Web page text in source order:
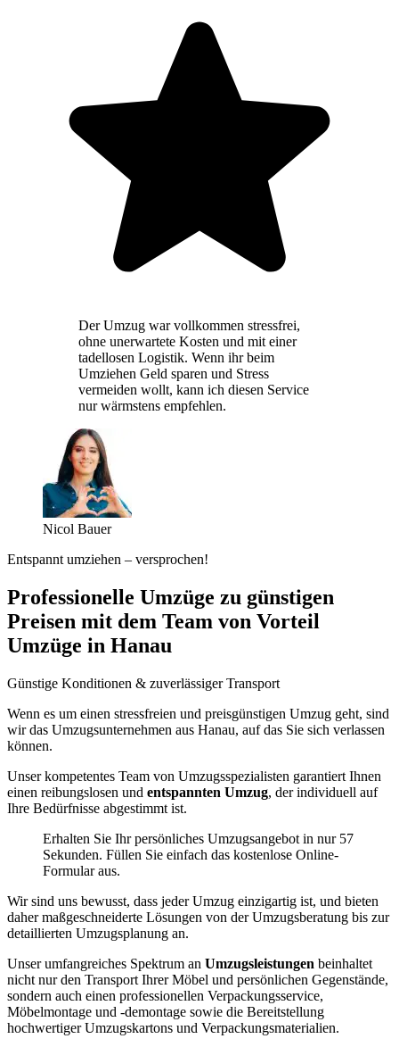
Der Umzug war vollkommen stressfrei,
ohne unerwartete Kosten und mit einer
tadellosen Logistik. Wenn ihr beim
Umziehen Geld sparen und Stress
vermeiden wollt, kann ich diesen Service
nur wärmstens empfehlen.
Nicol Bauer
Entspannt umziehen – versprochen!
Professionelle Umzüge zu günstigen
Preisen mit dem Team von Vorteil
Umzüge in Hanau
Günstige Konditionen & zuverlässiger Transport
Wenn es um einen stressfreien und preisgünstigen Umzug geht, sind
wir das Umzugsunternehmen aus Hanau, auf das Sie sich verlassen
können.
Unser kompetentes Team von Umzugsspezialisten garantiert Ihnen
einen reibungslosen und entspannten Umzug, der individuell auf
Ihre Bedürfnisse abgestimmt ist.
Erhalten Sie Ihr persönliches Umzugsangebot in nur 57
Sekunden. Füllen Sie einfach das kostenlose Online-
Formular aus.
Wir sind uns bewusst, dass jeder Umzug einzigartig ist, und bieten
daher maßgeschneiderte Lösungen von der Umzugsberatung bis zur
detaillierten Umzugsplanung an.
Unser umfangreiches Spektrum an Umzugsleistungen beinhaltet
nicht nur den Transport Ihrer Möbel und persönlichen Gegenstände,
sondern auch einen professionellen Verpackungsservice,
Möbelmontage und -demontage sowie die Bereitstellung
hochwertiger Umzugskartons und Verpackungsmaterialien.